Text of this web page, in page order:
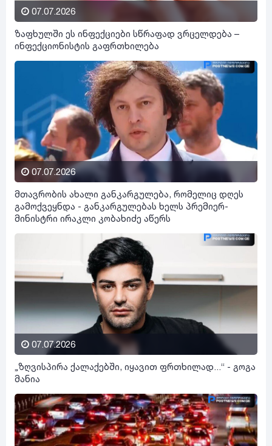
07.07.2026
ზაფხულში ეს ინფექციები სწრაფად ვრცელდება –
ინფექციონისტის გაფრთხილება
07.07.2026
მთავრობის ახალი განკარგულება, რომელიც დღეს
გამოქვეყნდა - განკარგულებას ხელს პრემიერ-
მინისტრი ირაკლი კობახიძე აწერს
07.07.2026
„ზღვისპირა ქალაქებში, იყავით ფრთხილად...“ - გოგა
მანია